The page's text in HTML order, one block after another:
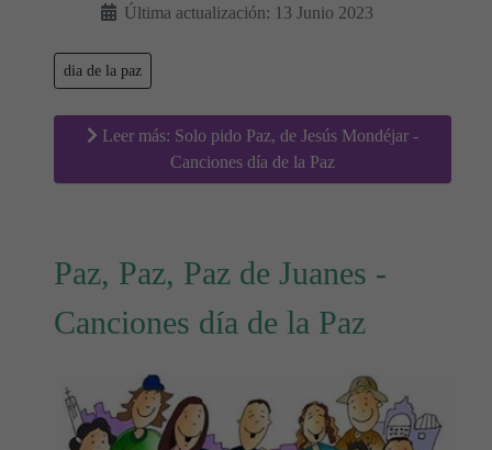
Última actualización: 13 Junio 2023
dia de la paz
Leer más: Solo pido Paz, de Jesús Mondéjar -
Canciones día de la Paz
Paz, Paz, Paz de Juanes -
Canciones día de la Paz